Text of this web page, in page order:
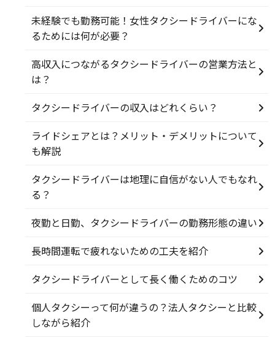
未経験でも勤務可能！女性タクシードライバーにな
るためには何が必要？
高収入につながるタクシードライバーの営業方法と
は？
タクシードライバーの収入はどれくらい？
ライドシェアとは？メリット・デメリットについて
も解説
タクシードライバーは地理に自信がない人でもなれ
る？
夜勤と日勤、タクシードライバーの勤務形態の違い
長時間運転で疲れないための工夫を紹介
タクシードライバーとして長く働くためのコツ
個人タクシーって何が違うの？法人タクシーと比較
しながら紹介